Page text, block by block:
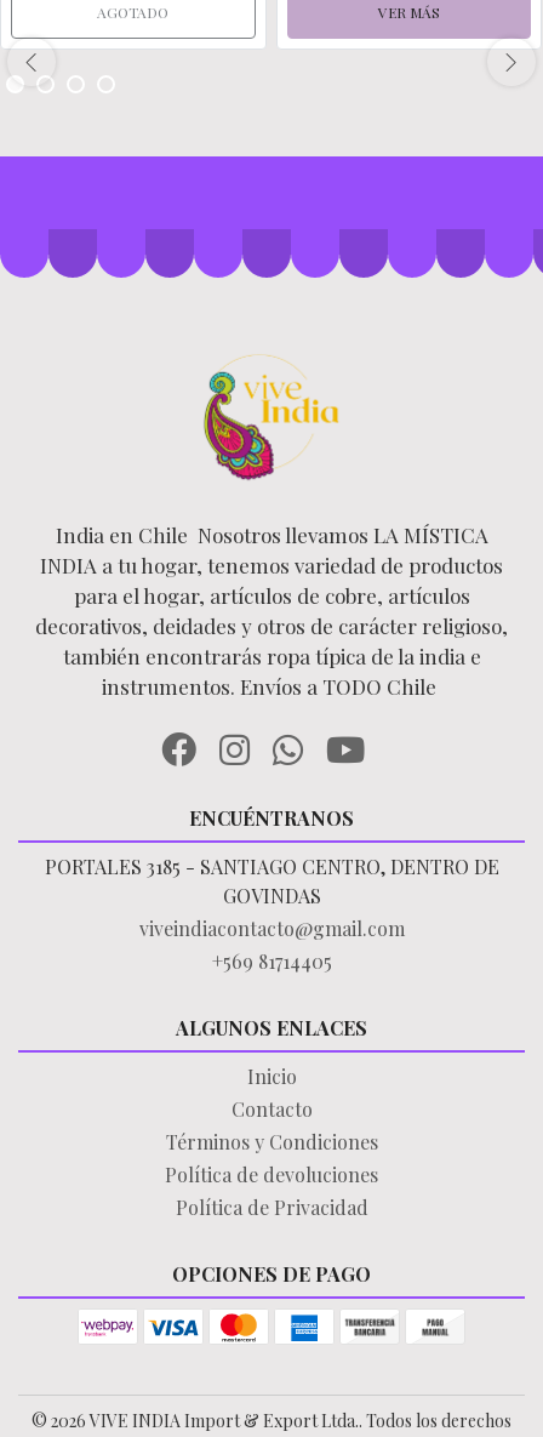
AGOTADO VER MÁS
India en Chile Nosotros llevamos LA MÍSTICA
INDIA a tu hogar, tenemos variedad de productos
para el hogar, artículos de cobre, artículos
decorativos, deidades y otros de carácter religioso,
también encontrarás ropa típica de la india e
instrumentos. Envíos a TODO Chile
ENCUÉNTRANOS
PORTALES 3185 - SANTIAGO CENTRO, DENTRO DE
GOVINDAS
viveindiacontacto@gmail.com
+569 81714405
ALGUNOS ENLACES
Inicio
Contacto
Términos y Condiciones
Política de devoluciones
Política de Privacidad
OPCIONES DE PAGO
© 2026 VIVE INDIA Import & Export Ltda.. Todos los derechos